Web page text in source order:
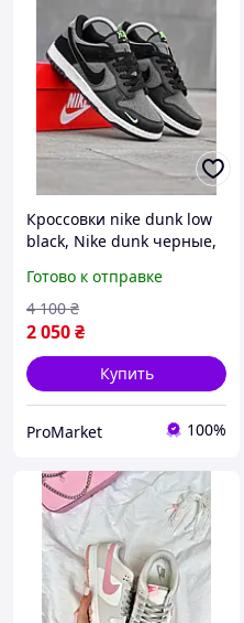
Кроссовки nike dunk low
black, Nike dunk черные,
pro
Готово к отправке
2 050₴
4 100 ₴
Купить
ProMarket 100%